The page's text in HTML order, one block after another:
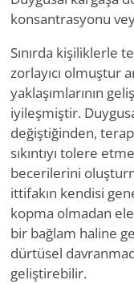
konsantrasyonu
Sınırda kişiliklerle
zorlayıcı olmuştur
yaklaşımlarının
iyileşmiştir.
değiştiğinden,
sıkıntıyı tolere
becerilerini
ittifakın kendisi
kopma olmadan
bir bağlam haline
dürtüsel
geliştirebilir.